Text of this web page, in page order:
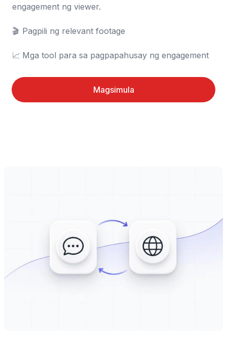
engagement ng viewer.
🎬	Pagpili ng relevant footage
📈	Mga tool para sa pagpapahusay ng engagement
Magsimula